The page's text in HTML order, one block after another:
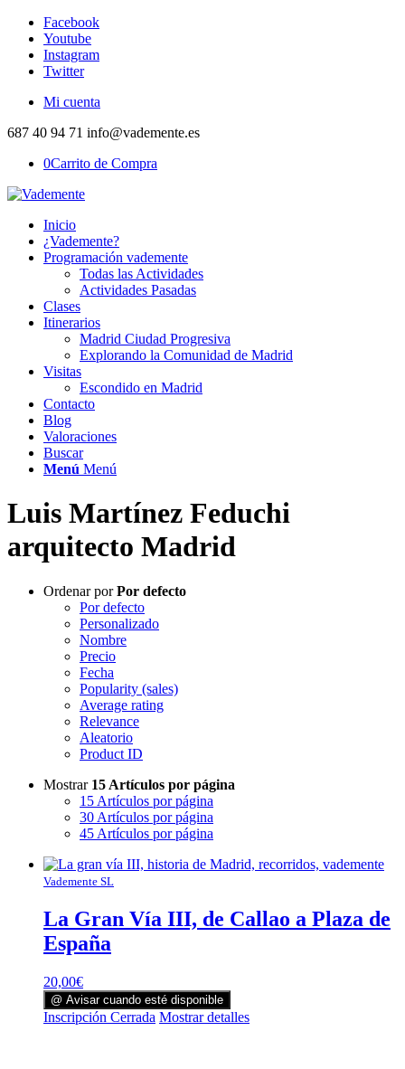
Facebook
Youtube
Instagram
Twitter
Mi cuenta
687 40 94 71 info@vademente.es
0Carrito de Compra
Inicio
¿Vademente?
Programación vademente
Todas las Actividades
Actividades Pasadas
Clases
Itinerarios
Madrid Ciudad Progresiva
Explorando la Comunidad de Madrid
Visitas
Escondido en Madrid
Contacto
Blog
Valoraciones
Buscar
Menú Menú
Luis Martínez Feduchi
arquitecto Madrid
Ordenar porPor defecto
Por defecto
Personalizado
Nombre
Precio
Fecha
Popularity (sales)
Average rating
Relevance
Aleatorio
Product ID
Mostrar 15 Artículos por página
15 Artículos por página
30 Artículos por página
45 Artículos por página
Vademente SL
La Gran Vía III, de Callao a Plaza de
España
20,00€
@ Avisar cuando esté disponible
Inscripción Cerrada Mostrar detalles